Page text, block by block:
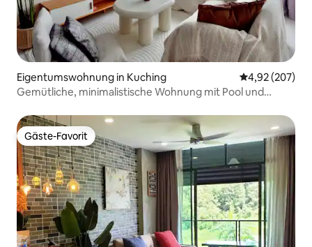
Eigentumswohnung in Kuching
4,92 (207)
Gemütliche, minimalistische Wohnung mit Pool und
Gäste-Favorit
Gäste-Favorit